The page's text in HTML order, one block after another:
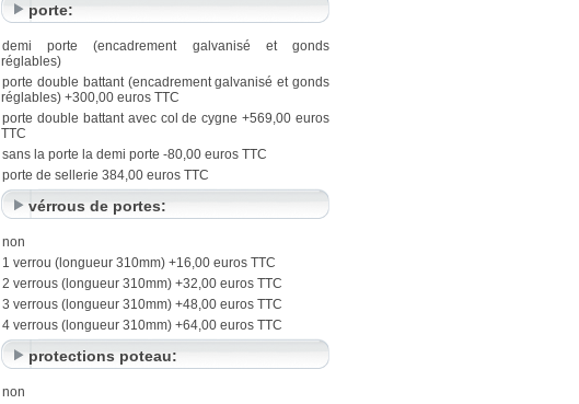
porte:
demi porte (encadrement galvanisé et gonds
réglables)
porte double battant (encadrement galvanisé et gonds
réglables) +300,00 euros TTC
porte double battant avec col de cygne +569,00 euros
TTC
sans la porte la demi porte -80,00 euros TTC
porte de sellerie 384,00 euros TTC
vérrous de portes:
non
1 verrou (longueur 310mm) +16,00 euros TTC
2 verrous (longueur 310mm) +32,00 euros TTC
3 verrous (longueur 310mm) +48,00 euros TTC
4 verrous (longueur 310mm) +64,00 euros TTC
protections poteau:
non